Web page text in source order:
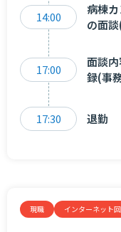
14:00
病棟
の面
17:00
面談
録(事
17:30 退勤
現職 インターネット